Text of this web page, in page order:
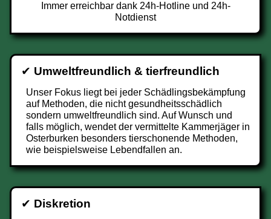
Immer erreichbar dank 24h-Hotline und 24h-
Notdienst
✔ Umweltfreundlich & tierfreundlich
Unser Fokus liegt bei jeder Schädlingsbekämpfung
auf Methoden, die nicht gesundheitsschädlich
sondern umweltfreundlich sind. Auf Wunsch und
falls möglich, wendet der vermittelte Kammerjäger in
Osterburken besonders tierschonende Methoden,
wie beispielsweise Lebendfallen an.
✔ Diskretion